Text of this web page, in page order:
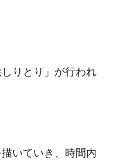
りとり」が行われ
いていき、時間内